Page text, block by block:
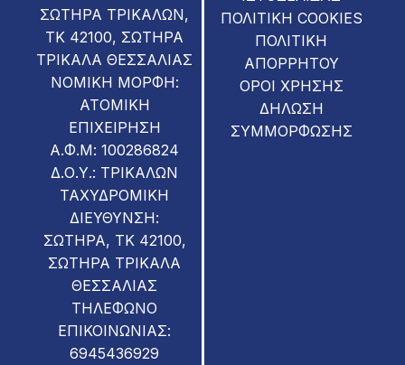
ΣΩΤΗΡΑ ΤΡΙΚΑΛΩΝ,
ΤΚ 42100, ΣΩΤΗΡΑ
ΤΡΙΚΑΛΑ ΘΕΣΣΑΛΙΑΣ
ΝΟΜΙΚΗ ΜΟΡΦΗ:
ΑΤΟΜΙΚΗ
ΕΠΙΧΕΙΡΗΣΗ
Α.Φ.Μ: 100286824
Δ.Ο.Υ.: ΤΡΙΚΑΛΩΝ
ΤΑΧΥΔΡΟΜΙΚΗ
ΔΙΕΥΘΥΝΣΗ:
ΣΩΤΗΡΑ, ΤΚ 42100,
ΣΩΤΗΡΑ ΤΡΙΚΑΛΑ
ΘΕΣΣΑΛΙΑΣ
ΤΗΛΕΦΩΝΟ
ΕΠΙΚΟΙΝΩΝΙΑΣ:
6945436929
ΠΟΛΙΤΙΚΗ COOKIES
ΠΟΛΙΤΙΚΗ
ΑΠΟΡΡΗΤΟΥ
ΟΡΟΙ ΧΡΗΣΗΣ
ΔΗΛΩΣΗ
ΣΥΜΜΟΡΦΩΣΗΣ